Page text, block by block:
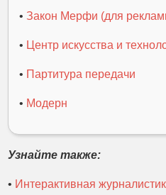
•Закон Мерфи (для
• Центр искусства и
• Партитура передачи
• Модерн
Узнайте также:
• Интерактивная